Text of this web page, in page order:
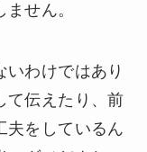
せん。
いわけではあり
て伝えたり、前
夫をしているん